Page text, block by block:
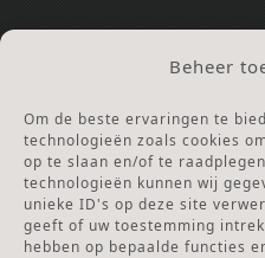
Beheer
Om de beste ervaringen te
technologieën zoals cookies
op te slaan en/of te
technologieën kunnen wij
unieke ID's op deze site
geeft of uw toestemming
hebben op bepaalde functies
NL25INGB0000672168
Ga naar Doneren
ANBI Stichting
RSIN nummer: